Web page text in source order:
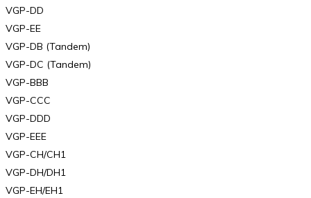
VGP-DD
VGP-EE
VGP-DB (Tandem)
VGP-DC (Tandem)
VGP-BBB
VGP-CCC
VGP-DDD
VGP-EEE
VGP-CH/CH1
VGP-DH/DH1
VGP-EH/EH1